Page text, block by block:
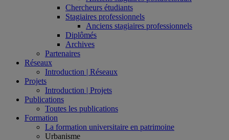
Chercheurs étudiants
Stagiaires professionnels
Anciens stagiaires professionnels
Diplômés
Archives
Partenaires
Réseaux
Introduction | Réseaux
Projets
Introduction | Projets
Publications
Toutes les publications
Formation
La formation universitaire en patrimoine
Urbanisme